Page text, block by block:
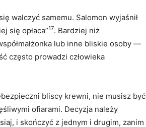
walczyć samemu. Salomon wyjaśnił
się opłaca”17. Bardziej niż
lub inne bliskie osoby —
często prowadzi człowieka
bliscy krewni, nie musisz być
ofiarami. Decyzja należy
i skończyć z jednym i drugim, zanim